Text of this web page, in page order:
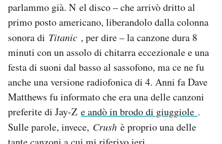
parlammo già. N el disco – che arrivò dritto al
primo posto americano, liberandolo dalla colonna
sonora di Titanic , per dire – la canzone dura 8
minuti con un assolo di chitarra eccezionale e una
festa di suoni dal basso al sassofono, ma ce ne fu
anche una versione radiofonica di 4. Anni fa Dave
Matthews fu informato che era una delle canzoni
preferite di Jay-Z e andò in brodo di giuggiole .
Sulle parole, invece, Crush è proprio una delle